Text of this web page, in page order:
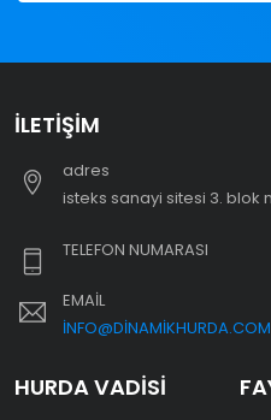
İLETIŞIM
adres
i̇steks sanayi sitesi 3.
TELEFON NUMARASI
EMAIL
INFO@DINAMIKHURDA.COM
HURDA VADISI